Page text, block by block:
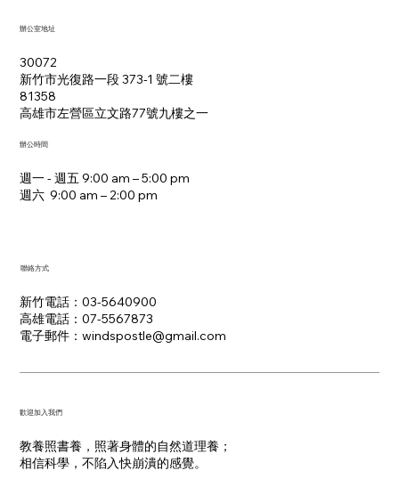
辦公室地址
30072
新竹市光復路一段 373-1 號二樓
81358
​高雄市左營區立文路77號九樓之一
週一 - 週五 9:00 am – 5:00 pm
週六 9:00 am – 2:00 pm​
辦公時間
新竹電話：03-5640900
高雄電話：07-5567873
電子郵件：​windspostle@gmail.com
聯絡方式
​歡迎加入我們
教養照書養，照著身體的自然道理養；
​相信科學，不陷入快崩潰的感覺。